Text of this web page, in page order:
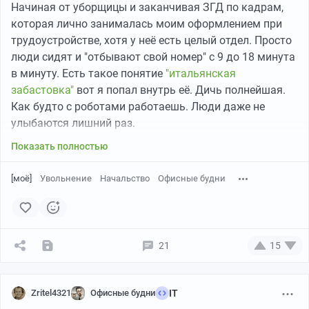
Начиная от уборщицы и заканчивая ЗГД по кадрам,
которая лично занималась моим оформлением при
трудоустройстве, хотя у неё есть целый отдел. Просто
люди сидят и "отбывают свой номер" с 9 до 18 минута
в минуту. Есть такое понятие "итальянская
забастовка" вот я попал внутрь её. Дичь полнейшая.
Как будто с роботами работаешь. Люди даже не
улыбаются лишний раз.
Показать полностью
[моё] Увольнение Начальство Офисные будни
21 15
Zritel4321 Офисные будни IT